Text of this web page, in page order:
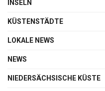
INSELN
KÜSTENSTÄDTE
LOKALE NEWS
NEWS
NIEDERSÄCHSISCHE KÜSTE